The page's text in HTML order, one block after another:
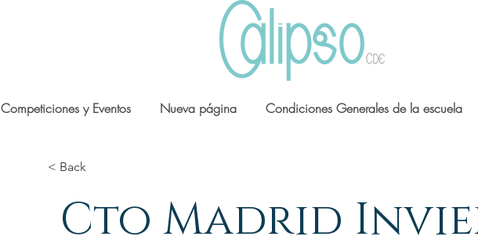
Competiciones y Eventos Nueva página Condiciones Generales de la escuela
< Back
Cto Madrid